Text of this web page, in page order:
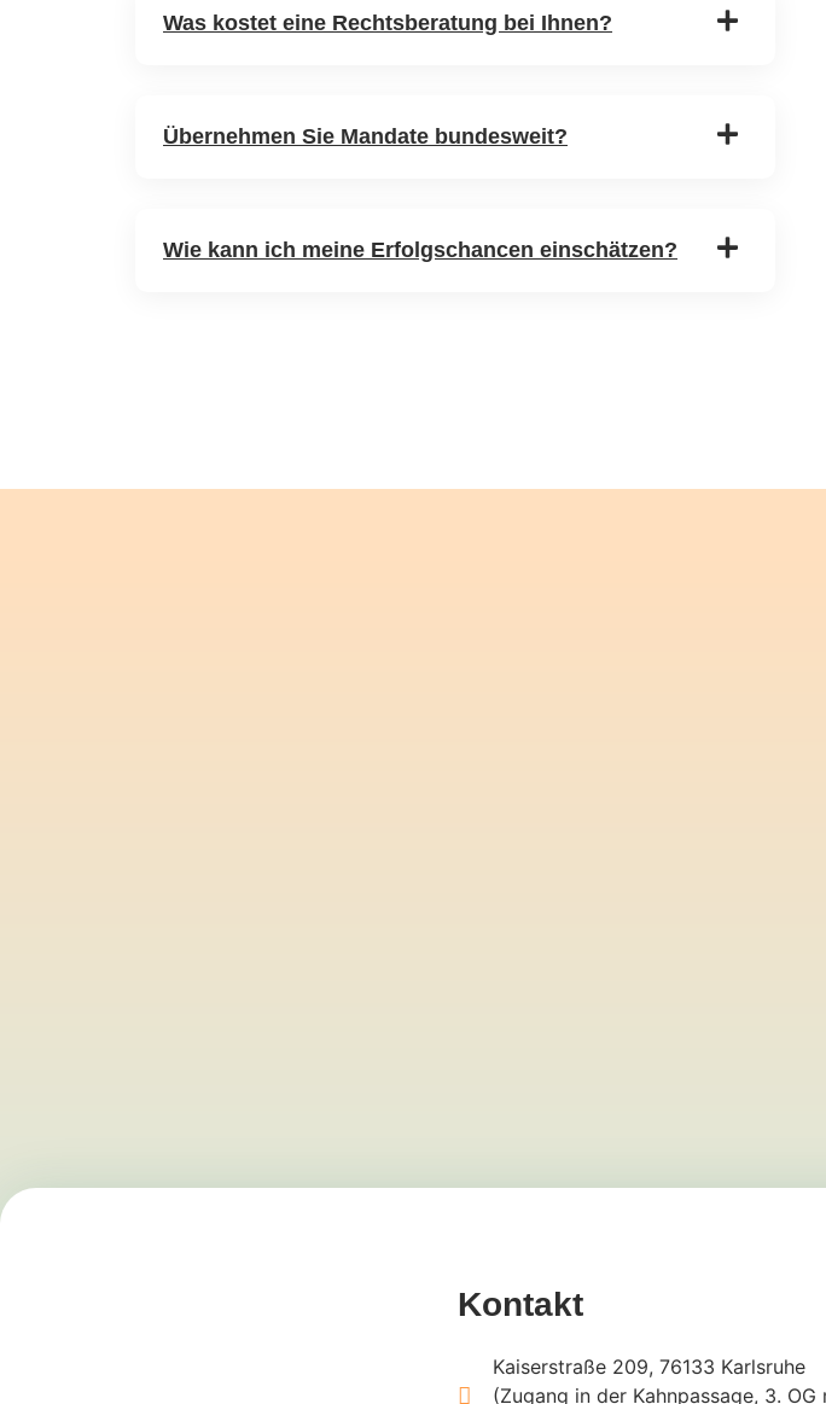
Was kostet eine Rechtsberatung bei Ihnen?
Übernehmen Sie Mandate bundesweit?
Wie kann ich meine Erfolgschancen einschätzen?
Kontakt
Kaiserstraße 209, 76133 Karlsruhe
(Zugang in der Kahnpassage, 3. OG